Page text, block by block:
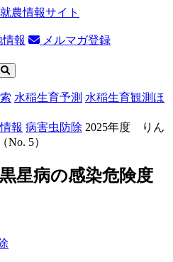
情報
メルマガ登録
水稲生育予測 水稲生育観測ほ
報 病害虫防除 2025年度 りん
No. 5）
星病の感染危険度